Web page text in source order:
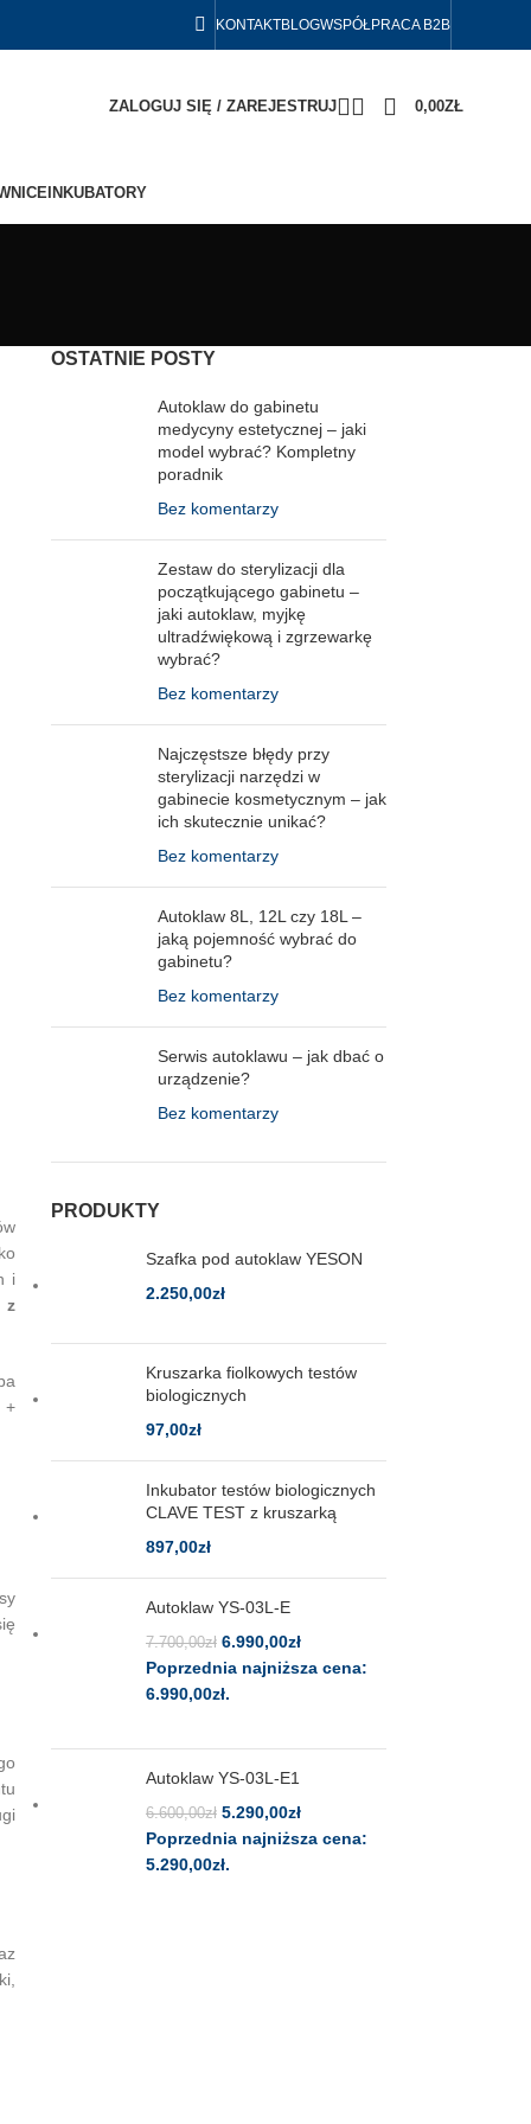
KONTAKTBLOGWSPÓŁPRACA B2B
ZALOGUJ SIĘ / ZAREJESTRUJ 0,00ZŁ
INKUBATORY
i
z
+
OSTATNIE POSTY
Autoklaw do gabinetu
medycyny estetycznej – jaki
model wybrać? Kompletny
poradnik
Bez komentarzy
Zestaw do sterylizacji dla
początkującego gabinetu –
jaki autoklaw, myjkę
ultradźwiękową i zgrzewarkę
wybrać?
Bez komentarzy
Najczęstsze błędy przy
sterylizacji narzędzi w
gabinecie kosmetycznym – jak
ich skutecznie unikać?
Bez komentarzy
Autoklaw 8L, 12L czy 18L –
jaką pojemność wybrać do
gabinetu?
Bez komentarzy
Serwis autoklawu – jak dbać o
urządzenie?
Bez komentarzy
PRODUKTY
Szafka pod autoklaw YESON
2.250,00zł
Kruszarka fiolkowych testów
biologicznych
97,00zł
Inkubator testów biologicznych
CLAVE TEST z kruszarką
897,00zł
Autoklaw YS-03L-E
7.700,00zł 6.990,00zł
Poprzednia najniższa cena:
6.990,00zł.
Autoklaw YS-03L-E1
6.600,00zł 5.290,00zł
Poprzednia najniższa cena:
5.290,00zł.